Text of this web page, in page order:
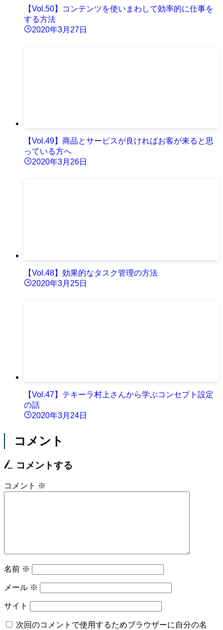
【Vol.50】コンテンツを使いまわして効率的に仕事を
する方法
2020年3月27日
【Vol.49】商品とサービスが良ければお客が来ると思
っている方へ
2020年3月26日
【Vol.48】効果的なタスク管理の方法
2020年3月25日
【Vol.47】テキーラ村上さんから学ぶコンセプト設定
の話
2020年3月24日
コメント
コメントする
コメント ※
名前 ※
メール ※
サイト
次回のコメントで使用するためブラウザーに自分の名